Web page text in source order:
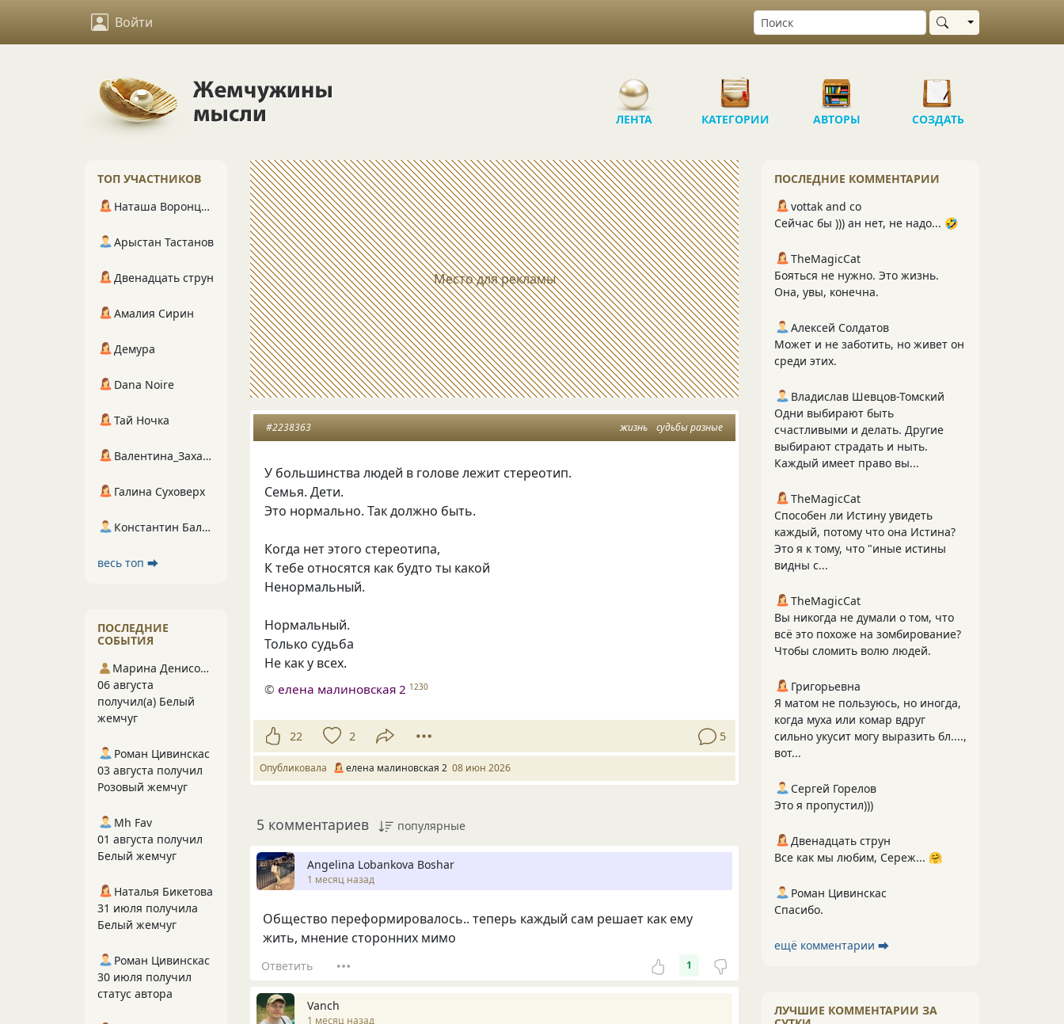
Войти Выбрать область
ЛЕНТА КАТЕГОРИИ АВТОРЫ СОЗДАТЬ
Место для рекламы
жизнь судьбы разные
#2238363
У большинства людей в голове лежит стереотип.
Семья. Дети.
Это нормально. Так должно быть.
Когда нет этого стереотипа,
К тебе относятся как будто ты какой
Ненормальный.
Нормальный.
Только судьба
Не как у всех.
©елена малиновская 2 1230
22 2 5
Опубликовала елена малиновская 2 08 июн 2026
5 комментариев популярные
Angelina Lobankova Boshar
1 месяц назад
Общество переформировалось.. теперь каждый сам решает как ему
жить, мнение сторонних мимо
Ответить 1
Vanch
1 месяц назад
ПОСЛЕДНИЕ КОММЕНТАРИИ
vottak and co
Сейчас бы ))) ан нет, не надо... 🤣
TheMagicCat
Бояться не нужно. Это жизнь.
Она, увы, конечна.
Алексей Солдатов
Может и не заботить, но живет он
среди этих.
Владислав Шевцов-Томский
Одни выбирают быть
счастливыми и делать. Другие
выбирают страдать и ныть.
Каждый имеет право вы...
TheMagicCat
Способен ли Истину увидеть
каждый, потому что она Истина?
Это я к тому, что "иные истины
видны с...
TheMagicCat
Вы никогда не думали о том, что
всё это похоже на зомбирование?
Чтобы сломить волю людей.
Григорьевна
Я матом не пользуюсь, но иногда,
когда муха или комар вдруг
сильно укусит могу выразить бл....,
вот...
Сергей Горелов
Это я пропустил)))
Двенадцать струн
Все как мы любим, Сереж... 🤗
Роман Цивинскас
Спасибо.
ещё комментарии ⮕
ЛУЧШИЕ КОММЕНТАРИИ ЗА
ТОП УЧАСТНИКОВ
Наташа Воронцова
Арыстан Тастанов
Двенадцать струн
Амалия Сирин
Демура
Dana Noire
Тай Ночка
Валентина_Захарова
Галина Суховерх
Константин Балухта
весь топ ⮕
ПОСЛЕДНИЕ
СОБЫТИЯ
Марина Денисова 5
06 августа
получил(а) Белый
жемчуг
Роман Цивинскас
03 августа получил
Розовый жемчуг
Mh Fav
01 августа получил
Белый жемчуг
Наталья Бикетова
31 июля получила
Белый жемчуг
Роман Цивинскас
30 июля получил
статус автора